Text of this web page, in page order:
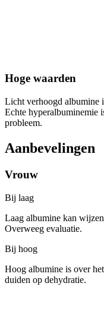
Hoge waarden
Licht verhoogd albumine
Echte hyperalbuminemie
probleem.
Aanbevelingen
Vrouw
Bij laag
Laag albumine kan
Overweeg evaluatie.
Bij hoog
Hoog albumine is over
duiden op dehydratie.